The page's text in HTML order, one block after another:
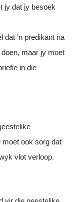
jy dat jy besoek
‘n predikant na
maar jy moet
in die
moet ook sorg dat
vlot verloop.